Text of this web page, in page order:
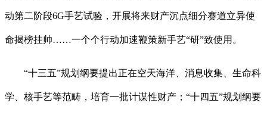
动第二阶段6G手艺试验，开展将来财产沉点细分赛道立异使
命揭榜挂帅……一个个行动加速鞭策新手艺“研”致使用。
“十三五”规划纲要提出正在空天海洋、消息收集、生命科
学、核手艺等范畴，培育一批计谋性财产；“十四五”规划纲要